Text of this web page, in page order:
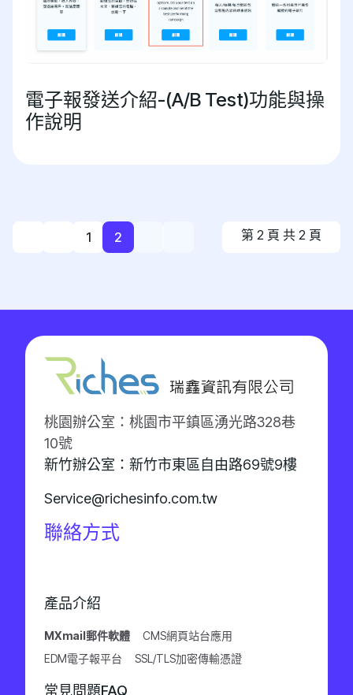
電子報發送介紹-(A/B Test)功能與操
作說明
1 2 第 2 頁 共 2 頁
桃園辦公室：桃園市平鎮區湧光路328巷
10號
新竹辦公室：新竹市東區自由路69號9樓
Service@richesinfo.com.tw
聯絡方式
產品介紹
MXmail郵件軟體
CMS網頁站台應用
EDM電子報平台
SSL/TLS加密傳輸憑證
常見問題FAQ